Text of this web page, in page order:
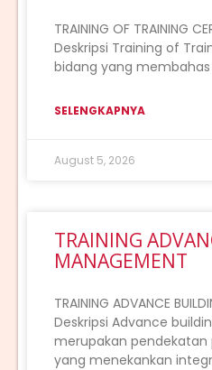
TRAINING OF TRAINING
Deskripsi Training of
bidang yang
SELENGKAPNYA
August 5, 2026
TRAINING
MANAGEMENT
TRAINING ADVANCE
Deskripsi Advance
merupakan
yang menekankan